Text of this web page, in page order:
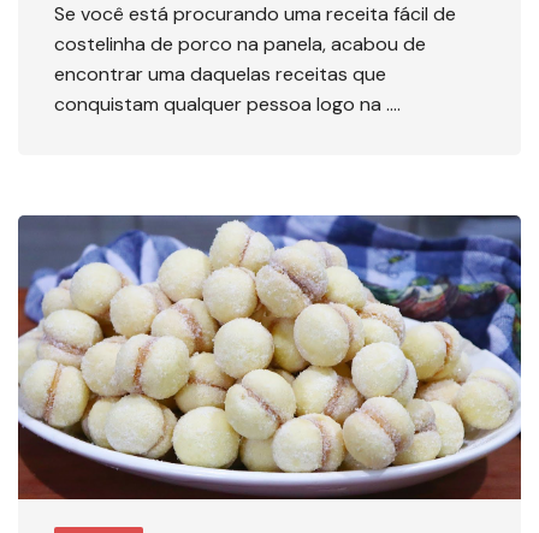
Se você está procurando uma receita fácil de
costelinha de porco na panela, acabou de
encontrar uma daquelas receitas que
conquistam qualquer pessoa logo na ….